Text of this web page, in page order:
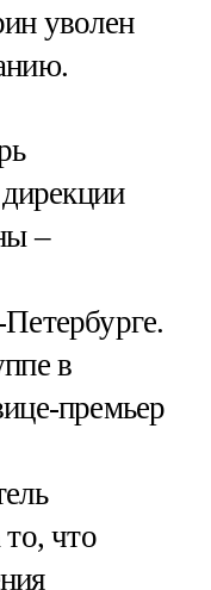
уволен
дирекции
–
в
премьер
что